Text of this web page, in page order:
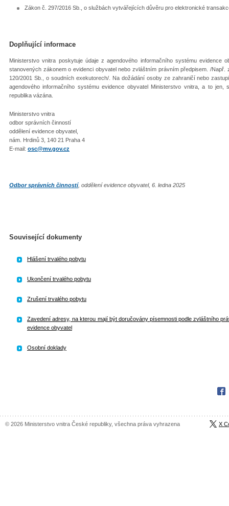
Zákon č. 297/2016 Sb., o službách vytvářejících důvěru pro elektronické
Doplňující informace
Ministerstvo vnitra poskytuje údaje z agendového informačního systému evidence
stanovených zákonem o evidenci obyvatel nebo zvláštním právním předpisem. /
120/2001 Sb., o soudních exekutorech/. Na dožádání osoby ze zahraničí nebo
agendového informačního systému evidence obyvatel Ministerstvo vnitra, a to
republika vázána.
Ministerstvo vnitra
odbor správních činností
oddělení evidence obyvatel,
nám. Hrdinů 3, 140 21 Praha 4
E-mail: osc@mv.gov.cz
Odbor správních činností, oddělení evidence obyvatel, 6. ledna 2025
Související dokumenty
Hlášení trvalého pobytu
Ukončení trvalého pobytu
Zrušení trvalého pobytu
Zavedení adresy, na kterou mají být doručovány písemnosti podle zvláštního
evidence obyvatel
Osobní doklady
© 2026 Ministerstvo vnitra České republiky, všechna práva vyhrazena X